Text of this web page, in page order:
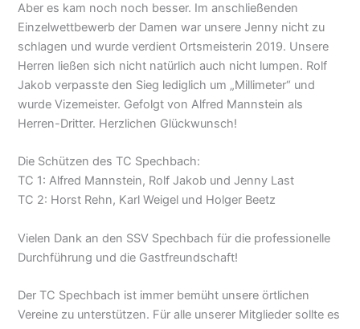
Aber es kam noch noch besser. Im anschließenden
Einzelwettbewerb der Damen war unsere Jenny nicht zu
schlagen und wurde verdient Ortsmeisterin 2019. Unsere
Herren ließen sich nicht natürlich auch nicht lumpen. Rolf
Jakob verpasste den Sieg lediglich um „Millimeter“ und
wurde Vizemeister. Gefolgt von Alfred Mannstein als
Herren-Dritter. Herzlichen Glückwunsch!
Die Schützen des TC Spechbach:
TC 1: Alfred Mannstein, Rolf Jakob und Jenny Last
TC 2: Horst Rehn, Karl Weigel und Holger Beetz
Vielen Dank an den SSV Spechbach für die professionelle
Durchführung und die Gastfreundschaft!
Der TC Spechbach ist immer bemüht unsere örtlichen
Vereine zu unterstützen. Für alle unserer Mitglieder sollte es